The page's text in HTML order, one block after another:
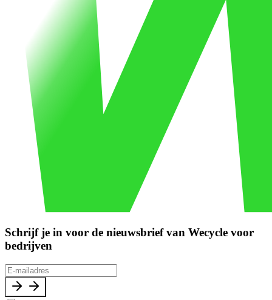
Schrijf je in voor de nieuwsbrief van Wecycle voor
bedrijven